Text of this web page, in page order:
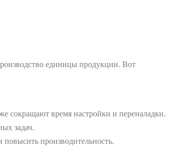
единицы продукции. Вот
сокращают время настройки и переналадки.
задач.
повысить производительность.